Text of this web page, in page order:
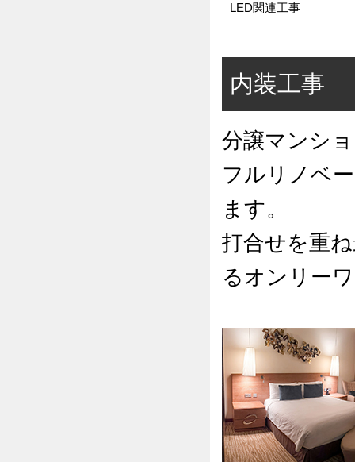
LED関連工事
内装工事
分譲マンシ
フルリノベ
ます。
打合せを重
るオンリー